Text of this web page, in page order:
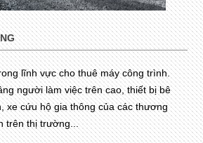
lĩnh vực cho thuê máy công trình.
người làm việc trên cao, thiết bị bê
xe cứu hộ gia thông của các thương
trên thị trường...